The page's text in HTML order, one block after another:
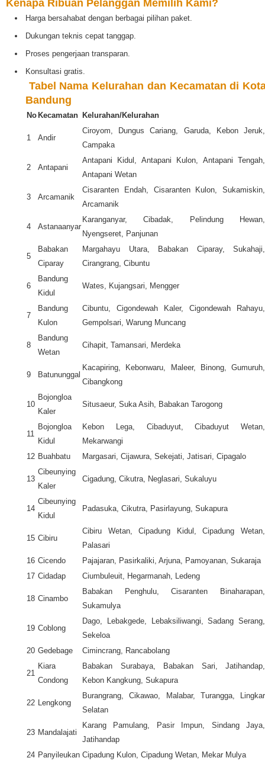
Kenapa Ribuan Pelanggan Memilih Kami?
Harga bersahabat dengan berbagai pilihan paket.
Dukungan teknis cepat tanggap.
Proses pengerjaan transparan.
Konsultasi gratis.
Tabel Nama Kelurahan dan Kecamatan di
Bandung
No Kecamatan Kelurahan/Kelurahan
1 Andir
Ciroyom, Dungus Cariang, Garuda, Kebon Jeruk,
Campaka
2 Antapani
Antapani Kidul, Antapani Kulon, Antapani Tengah,
Antapani Wetan
3 Arcamanik
Cisaranten Endah, Cisaranten Kulon, Sukamiskin,
Arcamanik
4 Astanaanyar
Karanganyar, Cibadak, Pelindung Hewan,
Nyengseret, Panjunan
5
Babakan
Ciparay
Margahayu Utara, Babakan Ciparay, Sukahaji,
Cirangrang, Cibuntu
6
Bandung
Kidul
Wates, Kujangsari, Mengger
7
Bandung
Kulon
Cibuntu, Cigondewah Kaler, Cigondewah Rahayu,
Gempolsari, Warung Muncang
8
Bandung
Wetan
Cihapit, Tamansari, Merdeka
9 Batununggal
Kacapiring, Kebonwaru, Maleer, Binong, Gumuruh,
Cibangkong
10
Bojongloa
Kaler
Situsaeur, Suka Asih, Babakan Tarogong
11
Bojongloa
Kidul
Kebon Lega, Cibaduyut, Cibaduyut Wetan,
Mekarwangi
12 Buahbatu Margasari, Cijawura, Sekejati, Jatisari, Cipagalo
13
Cibeunying
Kaler
Cigadung, Cikutra, Neglasari, Sukaluyu
14
Cibeunying
Kidul
Padasuka, Cikutra, Pasirlayung, Sukapura
15 Cibiru
Cibiru Wetan, Cipadung Kidul, Cipadung Wetan,
Palasari
16 Cicendo
Pajajaran, Pasirkaliki, Arjuna, Pamoyanan, Sukaraja
17 Cidadap Ciumbuleuit, Hegarmanah, Ledeng
18 Cinambo
Babakan Penghulu, Cisaranten Binaharapan,
Sukamulya
19 Coblong
Dago, Lebakgede, Lebaksiliwangi, Sadang Serang,
Sekeloa
20 Gedebage Cimincrang, Rancabolang
21
Kiara
Condong
Babakan Surabaya, Babakan Sari, Jatihandap,
Kebon Kangkung, Sukapura
22 Lengkong
Burangrang, Cikawao, Malabar, Turangga, Lingkar
Selatan
23 Mandalajati
Karang Pamulang, Pasir Impun, Sindang Jaya,
Jatihandap
24 Panyileukan Cipadung Kulon, Cipadung Wetan, Mekar Mulya